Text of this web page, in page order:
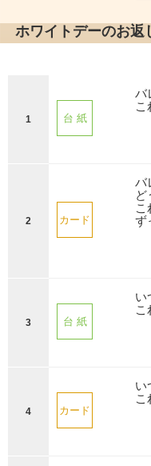
ホワイトデーのお返
1 台 紙
バ
こ
2 カード
バ
ど
こ
ず
3 台 紙
い
こ
4 カード
い
こ